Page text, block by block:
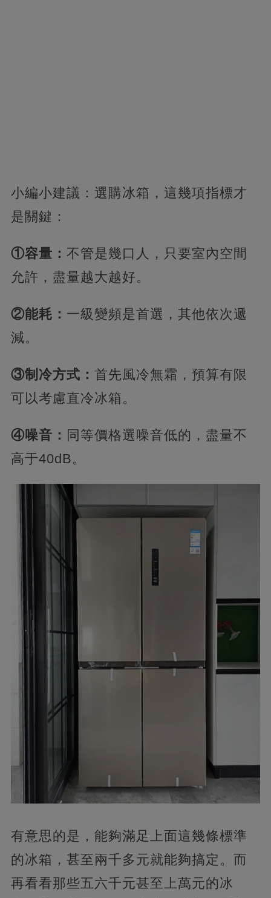
小編小建議：選購冰箱，這幾項指標才
是關鍵：
①容量： 不管是幾口人，只要室內空間
允許，盡量越大越好。
②能耗： 一級變頻是首選，其他依次遞
減。
③制冷方式： 首先風冷無霜，預算有限
可以考慮直冷冰箱。
④噪音： 同等價格選噪音低的，盡量不
高于40dB。
有意思的是，能夠滿足上面這幾條標準
的冰箱，甚至兩千多元就能夠搞定。而
再看看那些五六千元甚至上萬元的冰